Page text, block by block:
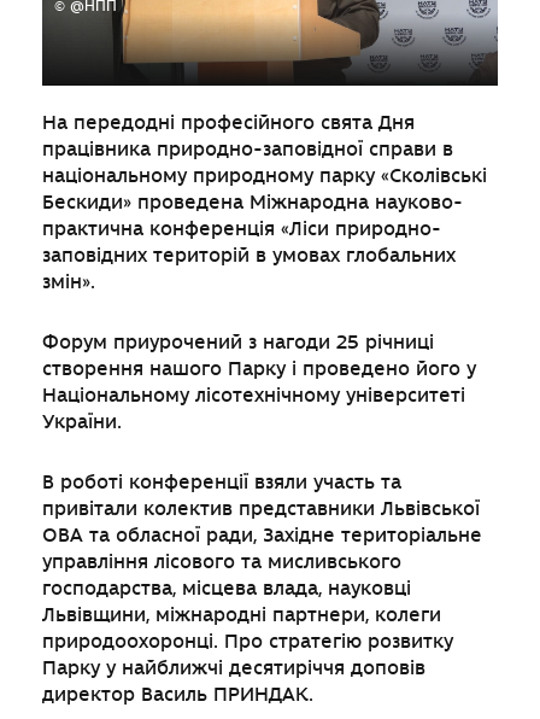
© @НПП
На передодні професійного свята Дня
працівника природно-заповідної справи в
національному природному парку «Сколівські
Бескиди» проведена Міжнародна науково-
практична конференція «Ліси природно-
заповідних територій в умовах глобальних
змін».
Форум приурочений з нагоди 25 річниці
створення нашого Парку і проведено його у
Національному лісотехнічному університеті
України.
В роботі конференції взяли участь та
привітали колектив представники Львівської
ОВА та обласної ради, Західне територіальне
управління лісового та мисливського
господарства, місцева влада, науковці
Львівщини, міжнародні партнери, колеги
природоохоронці. Про стратегію розвитку
Парку у найближчі десятиріччя доповів
директор Василь ПРИНДАК.